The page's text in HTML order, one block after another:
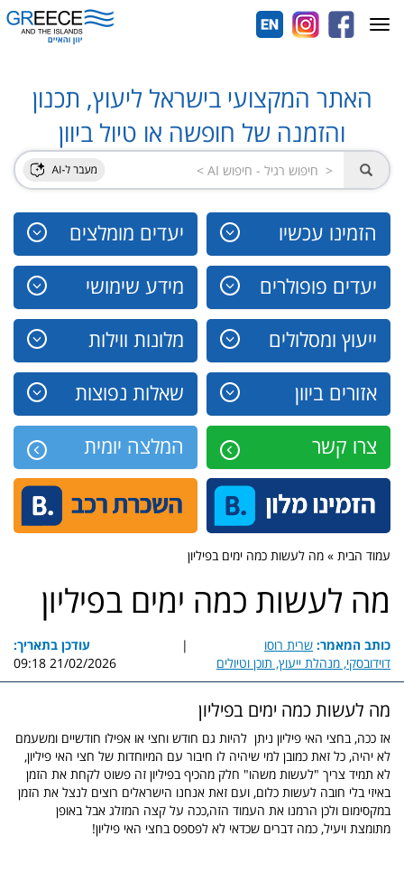
האתר המקצועי בישראל ליעוץ, תכנון
והזמנה של חופשה או טיול ביוון
הזמינו עכשיו יעדים מומלצים
יעדים פופולרים מידע שימושי
ייעוץ ומסלולים מלונות ווילות
אזורים ביוון שאלות נפוצות
צרו קשר המלצה יומית
Toggle
navigation
עמוד הבית » מה לעשות כמה ימים בפיליון
מה לעשות כמה ימים בפיליון
כותב המאמר: שרית רוסו
דוידובסקי, מנהלת ייעוץ, תוכן וטיולים
|
עודכן בתאריך:
21/02/2026 09:18
מה לעשות כמה ימים בפיליון
אז ככה, בחצי האי פיליון ניתן להיות גם חודש וחצי או אפילו חודשיים ומשעמם
לא יהיה, כל זאת כמובן למי שיהיה לו חיבור עם המיוחדות של חצי האי פיליון,
לא תמיד צריך "לעשות משהו" חלק מהכיף בפיליון זה פשוט לקחת את הזמן
באיזי בלי חובה לעשות כלום, ועם זאת אנחנו הישראלים רוצים לנצל את הזמן
במקסימום ולכן הרמנו את העמוד הזה,ככה על קצה המזלג אבל באופן
מתומצת ויעיל, כמה דברים שכדאי לא לפספס בחצי האי פיליון!